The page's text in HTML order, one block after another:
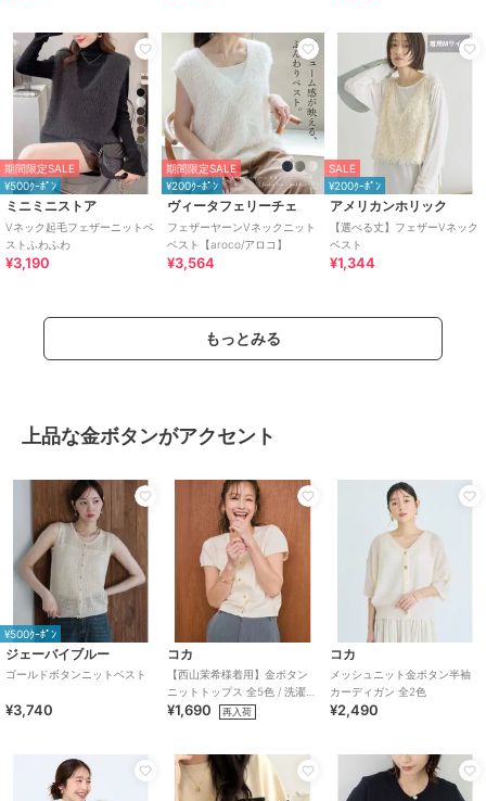
期間限定SALE
¥500ｸｰﾎﾟﾝ
ミニミニストア
Vネック起毛フェザーニットベ
ストふわふわ
¥3,190
期間限定SALE
¥200ｸｰﾎﾟﾝ
ヴィータフェリーチェ
フェザーヤーンVネックニット
ベスト【aroco/アロコ】
¥3,564
SALE
¥200ｸｰﾎﾟﾝ
アメリカンホリック
【選べる丈】フェザーVネック
ベスト
¥1,344
もっとみる
上品な金ボタンがアクセント
¥500ｸｰﾎﾟﾝ
ジェーバイブルー
ゴールドボタンニットベスト
¥3,740
コカ
【西山茉希様着用】金ボタン
ニットトップス 全5色 / 洗濯機
OK
¥1,690 再入荷
コカ
メッシュニット金ボタン半袖
カーディガン 全2色
¥2,490